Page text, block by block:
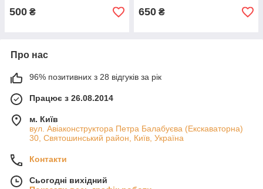
500 ₴ 650 ₴
Про нас
96% позитивних з 28 відгуків за рік
Працює з 26.08.2014
м. Київ
вул. Авіаконструктора Петра Балабуєва (Екскаваторна)
30, Святошинський район, Київ, Україна
Контакти
Сьогодні вихідний